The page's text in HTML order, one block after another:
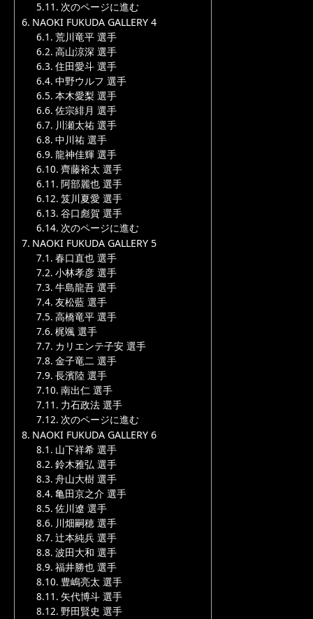
次のページに進む
NAOKI FUKUDA GALLERY 4
荒川竜平 選手
高山涼深 選手
住田愛斗 選手
中野ウルフ 選手
本木愛梨 選手
佐宗緋月 選手
川瀬太祐 選手
中川祐 選手
龍神佳輝 選手
齊藤裕太 選手
阿部麗也 選手
笈川夏愛 選手
谷口彪賀 選手
次のページに進む
NAOKI FUKUDA GALLERY 5
春口直也 選手
小林孝彦 選手
牛島龍吾 選手
友松藍 選手
高橋竜平 選手
梶颯 選手
カリエンテ子安 選手
金子竜二 選手
長濱陸 選手
南出仁 選手
力石政法 選手
次のページに進む
NAOKI FUKUDA GALLERY 6
山下祥希 選手
鈴木雅弘 選手
舟山大樹 選手
亀田京之介 選手
佐川遼 選手
川畑嗣穂 選手
辻本純兵 選手
波田大和 選手
福井勝也 選手
豊嶋亮太 選手
矢代博斗 選手
野田賢史 選手